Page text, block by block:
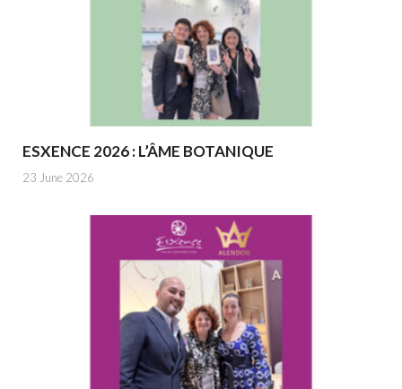
ESXENCE 2026 : L’ÂME BOTANIQUE
23 June 2026